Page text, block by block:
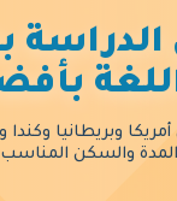
وبريطانيا وكندا
والسكن